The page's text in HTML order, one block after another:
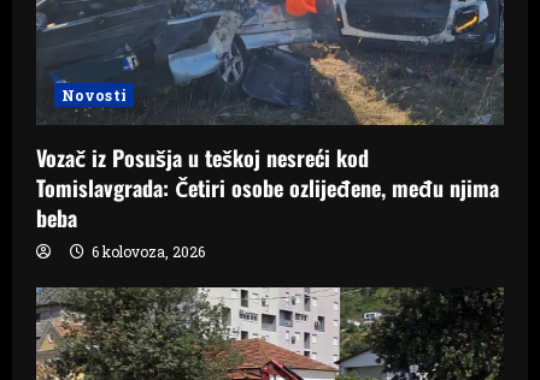
Novosti
Vozač iz Posušja u teškoj nesreći kod
Tomislavgrada: Četiri osobe ozlijeđene, među njima
beba
6 kolovoza, 2026